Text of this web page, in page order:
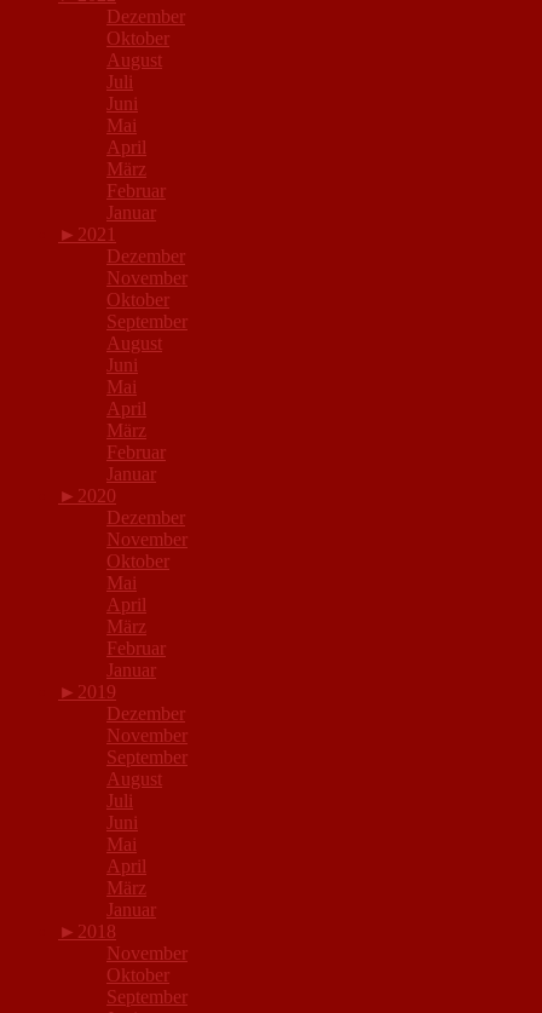
Dezember
Oktober
August
Juli
Juni
Mai
April
März
Februar
Januar
► 2021
Dezember
November
Oktober
September
August
Juni
Mai
April
März
Februar
Januar
► 2020
Dezember
November
Oktober
Mai
April
März
Februar
Januar
► 2019
Dezember
November
September
August
Juli
Juni
Mai
April
März
Januar
► 2018
November
Oktober
September